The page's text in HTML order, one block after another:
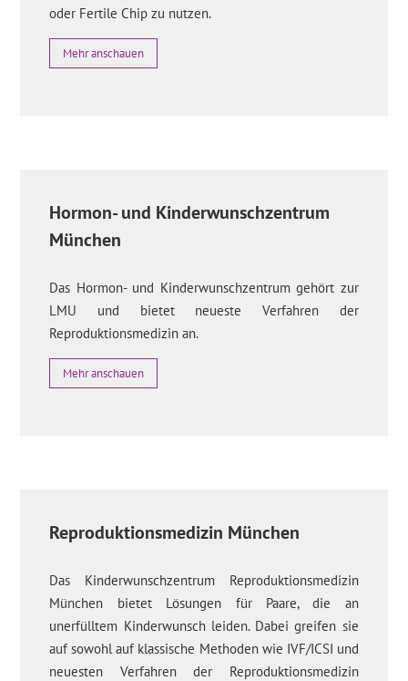
oder Fertile Chip zu nutzen.
Mehr anschauen
Hormon- und Kinderwunschzentrum
München
Das Hormon- und Kinderwunschzentrum gehört zur
LMU und bietet neueste Verfahren der
Reproduktionsmedizin an.
Mehr anschauen
Reproduktionsmedizin München
Das Kinderwunschzentrum Reproduktionsmedizin
München bietet Lösungen für Paare, die an
unerfülltem Kinderwunsch leiden. Dabei greifen sie
auf sowohl auf klassische Methoden wie IVF/ICSI und
neuesten Verfahren der Reproduktionsmedizin